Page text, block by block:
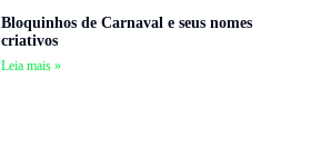
Bloquinhos de Carnaval e seus nomes
criativos
Leia mais »